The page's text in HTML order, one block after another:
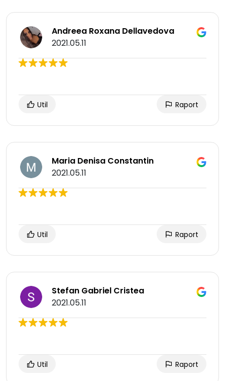
Andreea Roxana Dellavedova
2021.05.11
Util Raport
Maria Denisa Constantin
2021.05.11
Util Raport
Stefan Gabriel Cristea
2021.05.11
Util Raport